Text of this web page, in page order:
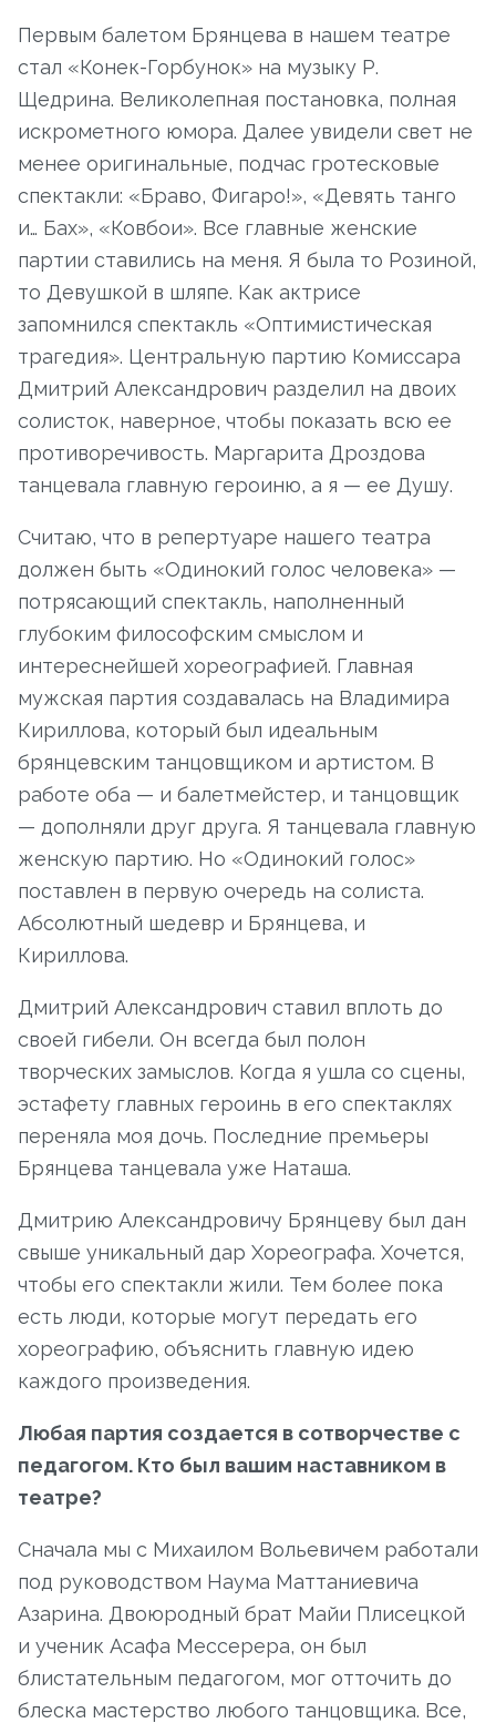
Первым балетом Брянцева в нашем театре
стал «Конек-Горбунок» на музыку Р.
Щедрина. Великолепная постановка, полная
искрометного юмора. Далее увидели свет не
менее оригинальные, подчас гротесковые
спектакли: «Браво, Фигаро!», «Девять танго
и… Бах», «Ковбои». Все главные женские
партии ставились на меня. Я была то Розиной,
то Девушкой в шляпе. Как актрисе
запомнился спектакль «Оптимистическая
трагедия». Центральную партию Комиссара
Дмитрий Александрович разделил на двоих
солисток, наверное, чтобы показать всю ее
противоречивость. Маргарита Дроздова
танцевала главную героиню, а я — ее Душу.
Считаю, что в репертуаре нашего театра
должен быть «Одинокий голос человека» —
потрясающий спектакль, наполненный
глубоким философским смыслом и
интереснейшей хореографией. Главная
мужская партия создавалась на Владимира
Кириллова, который был идеальным
брянцевским танцовщиком и артистом. В
работе оба — и балетмейстер, и танцовщик
— дополняли друг друга. Я танцевала главную
женскую партию. Но «Одинокий голос»
поставлен в первую очередь на солиста.
Абсолютный шедевр и Брянцева, и
Кириллова.
Дмитрий Александрович ставил вплоть до
своей гибели. Он всегда был полон
творческих замыслов. Когда я ушла со сцены,
эстафету главных героинь в его спектаклях
переняла моя дочь. Последние премьеры
Брянцева танцевала уже Наташа.
Дмитрию Александровичу Брянцеву был дан
свыше уникальный дар Хореографа. Хочется,
чтобы его спектакли жили. Тем более пока
есть люди, которые могут передать его
хореографию, объяснить главную идею
каждого произведения.
Любая партия создается в сотворчестве с
педагогом. Кто был вашим наставником в
театре?
Сначала мы с Михаилом Вольевичем работали
под руководством Наума Маттаниевича
Азарина. Двоюродный брат Майи Плисецкой
и ученик Асафа Мессерера, он был
блистательным педагогом, мог отточить до
блеска мастерство любого танцовщика. Все,